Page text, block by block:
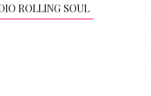
ROLLING SOUL